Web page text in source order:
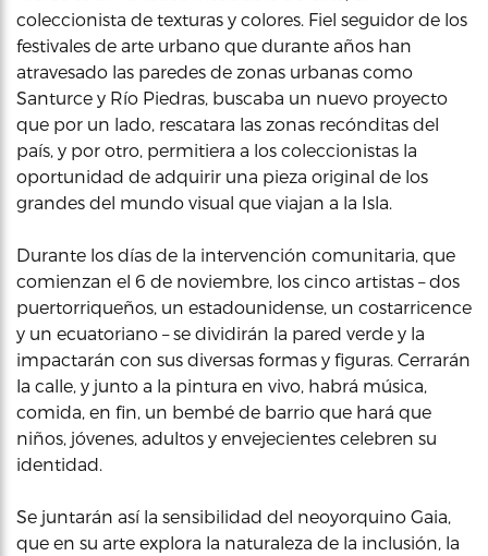
coleccionista de texturas y colores. Fiel seguidor de los
festivales de arte urbano que durante años han
atravesado las paredes de zonas urbanas como
Santurce y Río Piedras, buscaba un nuevo proyecto
que por un lado, rescatara las zonas recónditas del
país, y por otro, permitiera a los coleccionistas la
oportunidad de adquirir una pieza original de los
grandes del mundo visual que viajan a la Isla.
Durante los días de la intervención comunitaria, que
comienzan el 6 de noviembre, los cinco artistas – dos
puertorriqueños, un estadounidense, un costarricence
y un ecuatoriano – se dividirán la pared verde y la
impactarán con sus diversas formas y figuras. Cerrarán
la calle, y junto a la pintura en vivo, habrá música,
comida, en fin, un bembé de barrio que hará que
niños, jóvenes, adultos y envejecientes celebren su
identidad.
Se juntarán así la sensibilidad del neoyorquino Gaia,
que en su arte explora la naturaleza de la inclusión, la